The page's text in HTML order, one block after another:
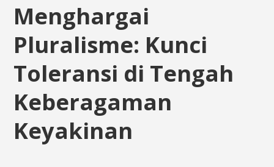
Menghargai
Pluralisme: Kunci
Toleransi di Tengah
Keberagaman
Keyakinan